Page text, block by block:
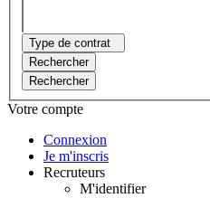
Type de contrat
Rechercher
Rechercher
Votre compte
Connexion
Je m'inscris
Recruteurs
M'identifier